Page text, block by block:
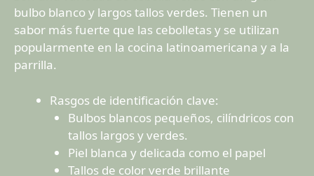
bulbo blanco y largos tallos verdes. Tienen un
sabor más fuerte que las cebolletas y se utilizan
popularmente en la cocina latinoamericana y a la
parrilla.
Rasgos de identificación clave:
Bulbos blancos pequeños, cilíndricos con
tallos largos y verdes.
Piel blanca y delicada como el papel
Tallos de color verde brillante